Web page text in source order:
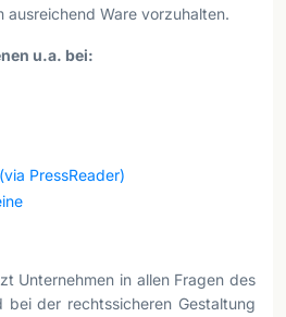
ausreichend Ware vorzuhalten.
u.a. bei:
PressReader)
Unternehmen in allen Fragen des
bei der rechtssicheren Gestaltung